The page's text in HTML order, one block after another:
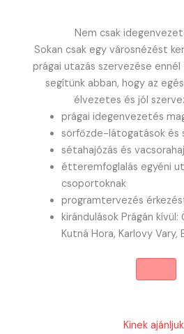
Nem csak
Sokan csak egy városnézést
prágai utazás szervezése
segítünk abban, hogy az
élvezetes és jól
prágai idegenvezetés
sörfőzde-látogatások és
sétahajózás és
étteremfoglalás egyéni
csoportoknak
programtervezés
kirándulások Prágán kívül:
Kutná Hora, Karlovy Vary,
Kinek